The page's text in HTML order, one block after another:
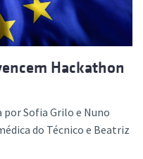
Hackathon
Sofia Grilo e Nuno
do Técnico e Beatriz